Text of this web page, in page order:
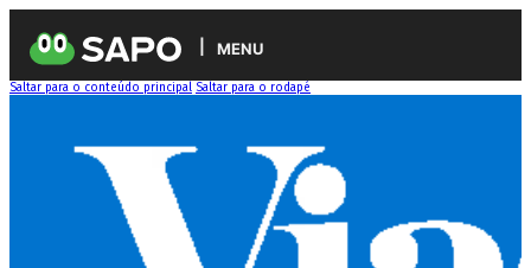
MENU
Saltar para o conteúdo principal Saltar para o rodapé